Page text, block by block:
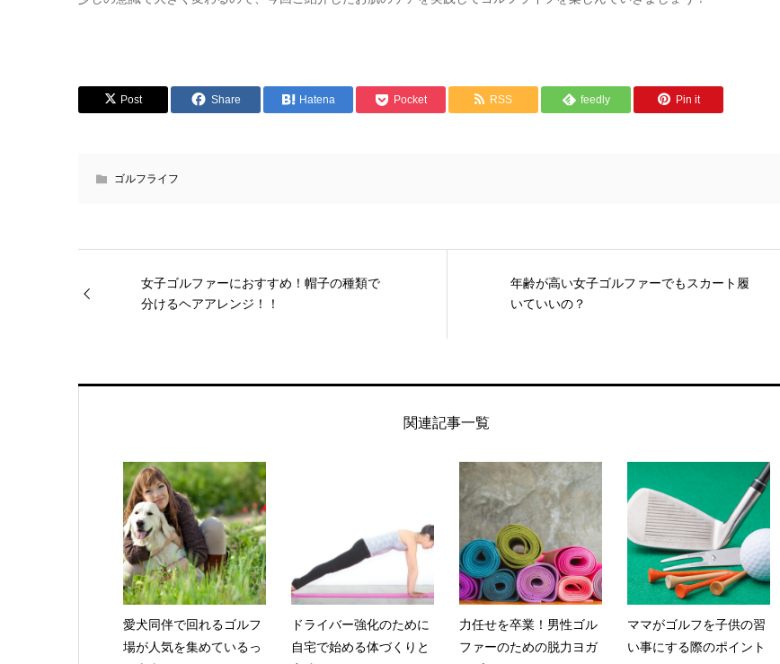
Post Share Hatena Pocket RSS feedly Pin it
ゴルフライフ
女子ゴルファーにおすすめ！帽子の種類で
分けるヘアアレンジ！！
年齢が高い女子ゴルファーでもスカート履
いていいの？
関連記事一覧
愛犬同伴で回れるゴルフ
場が人気を集めているっ
ドライバー強化のために
自宅で始める体づくりと
力任せを卒業！男性ゴル
ファーのための脱力ヨガ
ママがゴルフを子供の習
い事にする際のポイント